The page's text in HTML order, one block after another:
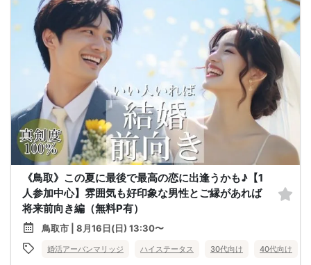
《鳥取》この夏に最後で最高の恋に出逢うかも♪【1
人参加中心】雰囲気も好印象な男性とご縁があれば
将来前向き編（無料P有）
鳥取市 | 8月16日(日) 13:30〜
婚活アーバンマリッジ ハイステータス 30代向け 40代向け